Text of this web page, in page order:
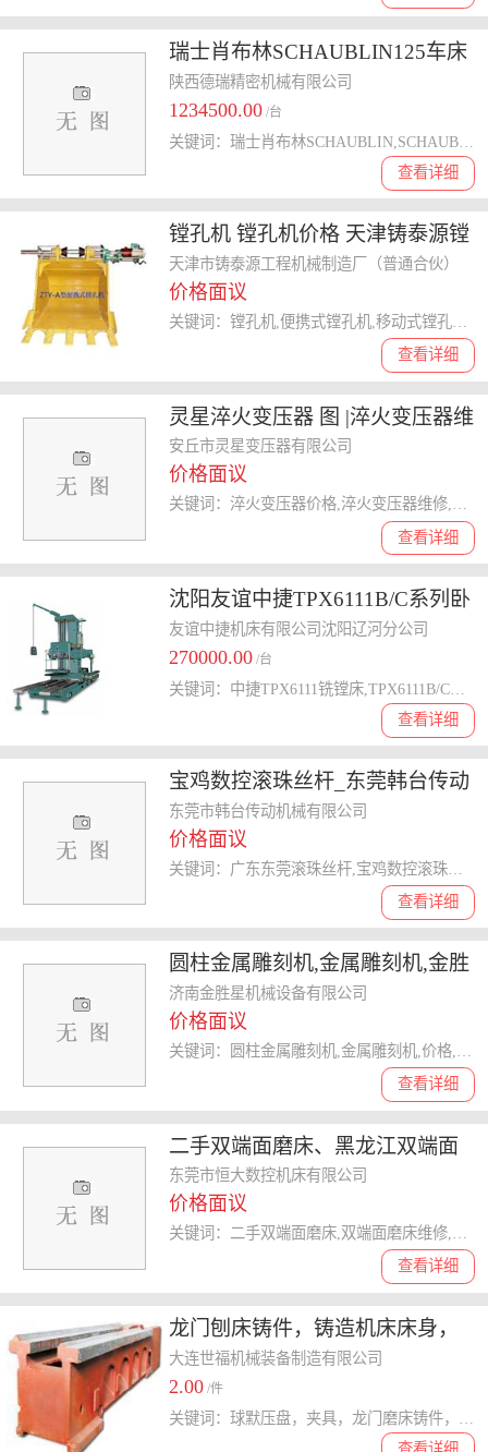
瑞士肖布林SCHAUBLIN125车床
陕西德瑞精密机械有限公司
1234500.00 /台
查看详细
镗孔机 镗孔机价格 天津铸泰源镗
孔机厂家
天津市铸泰源工程机械制造厂（普通合伙）
价格面议
查看详细
灵星淬火变压器 图 |淬火变压器维
护|德州淬火变压器
安丘市灵星变压器有限公司
价格面议
查看详细
关键词：淬火变压器价格,淬火变压器维修,淬火变压器维护,淬火变压器
沈阳友谊中捷TPX6111B/C系列卧
式铣镗床
友谊中捷机床有限公司沈阳辽河分公司
270000.00 /台
查看详细
宝鸡数控滚珠丝杆_东莞韩台传动
_滚珠丝杆
东莞市韩台传动机械有限公司
价格面议
查看详细
圆柱金属雕刻机,金属雕刻机,金胜
星 查看
济南金胜星机械设备有限公司
价格面议
查看详细
二手双端面磨床、黑龙江双端面
磨床、恒大数控机床 查看
东莞市恒大数控机床有限公司
价格面议
查看详细
关键词：二手双端面磨床,双端面磨床维修,双端面磨床型号,双端面磨床
龙门刨床铸件，铸造机床床身，
对接床身铸件批发
大连世福机械装备制造有限公司
2.00 /件
查看详细